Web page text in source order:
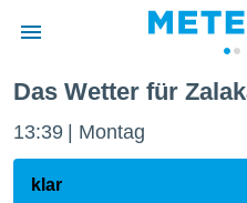
wurde
Das Wetter für
13:39 Montag
klar